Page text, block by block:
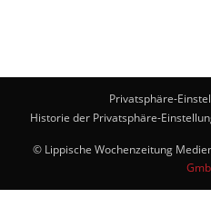
Privatsphäre-
Historie der Privatsphäre-
© Lippische Wochenzeitung